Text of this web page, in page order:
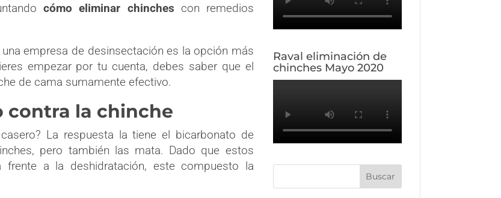
cómo eliminar chinches con remedios
empresa de desinsectación es la opción más
empezar por tu cuenta, debes saber que el
de cama sumamente efectivo.
contra la chinche
La respuesta la tiene el bicarbonato de
pero también las mata. Dado que estos
a la deshidratación, este compuesto la
Raval eliminación de
chinches Mayo 2020